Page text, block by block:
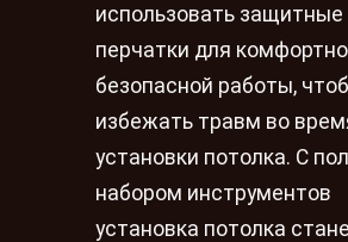
использовать защитные
перчатки для
безопасной работы,
избежать травм во
установки потолка. С
набором инструментов
установка потолка